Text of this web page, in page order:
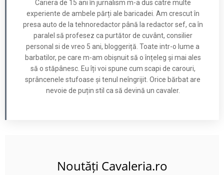
Cariera de 15 ani în jurnalism m-a dus catre multe
experiente de ambele părți ale baricadei. Am crescut în
presa auto de la tehnoredactor până la redactor sef, ca în
paralel să profesez ca purtător de cuvânt, consilier
personal si de vreo 5 ani, bloggeriță. Toate intr-o lume a
barbatilor, pe care m-am obișnuit să o înțeleg și mai ales
să o stăpânesc. Eu îți voi spune cum scapi de carouri,
sprâncenele stufoase și tenul neîngrijit. Orice bărbat are
nevoie de puțin stil ca să devină un cavaler.
Noutăți Cavaleria.ro